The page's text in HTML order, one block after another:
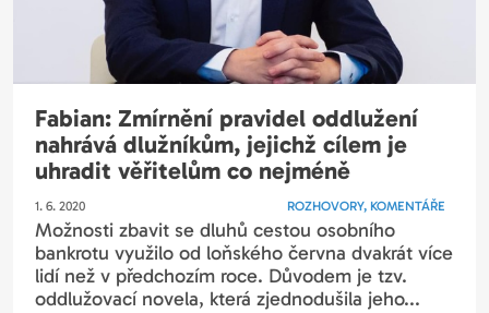
Fabian: Zmírnění pravidel oddlužení
nahrává dlužníkům, jejichž cílem je
uhradit věřitelům co nejméně
1. 6. 2020 ROZHOVORY, KOMENTÁŘE
Možnosti zbavit se dluhů cestou osobního
bankrotu využilo od loňského června dvakrát více
lidí než v předchozím roce. Důvodem je tzv.
oddlužovací novela, která zjednodušila jeho...